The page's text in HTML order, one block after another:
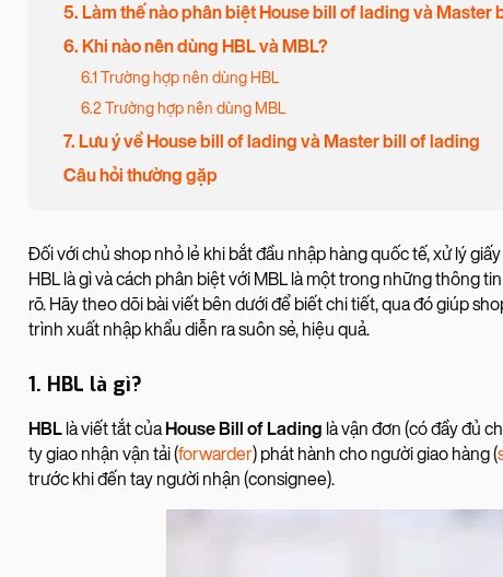
5. Làm thế nào phân biệt House bill of lading và Master
6. Khi nào nên dùng HBL và MBL?
6.1 Trường hợp nên dùng HBL
6.2 Trường hợp nên dùng MBL
7. Lưu ý về House bill of lading và Master bill of lading
Câu hỏi thường gặp
Đối với chủ shop nhỏ lẻ khi bắt đầu nhập hàng quốc tế, xử lý
HBL là gì và cách phân biệt với MBL là một trong những thông
rõ. Hãy theo dõi bài viết bên dưới để biết chi tiết, qua đó giúp
trình xuất nhập khẩu diễn ra suôn sẻ, hiệu quả.
1. HBL là gì?
HBL là viết tắt củaHouse Bill of Lading là vận đơn (có đầy đủ
ty giao nhận vận tải (forwarder) phát hành cho người giao hàng (
trước khi đến tay người nhận (consignee).